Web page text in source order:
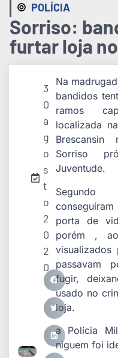
POLÍCIA
Sorriso:
furtar loja
3
0
a
g
o
s
t
o
2
0
2
0
Na
bandidos
ramos
localizada
Sorriso
Juventude.
Segundo
porta de
porém ,
passavam
fugir,
usado no
loja.
a Polícia
niguem foi